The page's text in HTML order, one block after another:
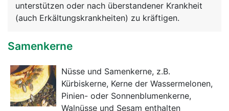
Rubriken
unterstützen oder nach überstandener Krankheit
(auch Erkältungskrankheiten) zu kräftigen.
Samenkerne
Nüsse und Samenkerne, z.B.
Kürbiskerne, Kerne der Wassermelonen,
Pinien- oder Sonnenblumenkerne,
Walnüsse und Sesam enthalten